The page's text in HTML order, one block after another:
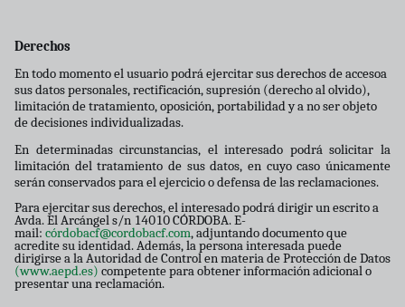
Derechos
En todo momento el usuario podrá ejercitar sus derechos de accesoa
sus datos personales, rectificación, supresión (derecho al olvido),
limitación de tratamiento, oposición, portabilidad y a no ser objeto
de decisiones individualizadas.
En determinadas circunstancias, el interesado podrá solicitar la
limitación del tratamiento de sus datos, en cuyo caso únicamente
serán conservados para el ejercicio o defensa de las reclamaciones.
Para ejercitar sus derechos, el interesado podrá dirigir un escrito a
Avda. El Arcángel s/n 14010 CÓRDOBA. E-
mail: córdobacf@cordobacf.com, adjuntando documento que
acredite su identidad. Además, la persona interesada puede
dirigirse a la Autoridad de Control en materia de Protección de Datos
(www.aepd.es) competente para obtener información adicional o
presentar una reclamación.